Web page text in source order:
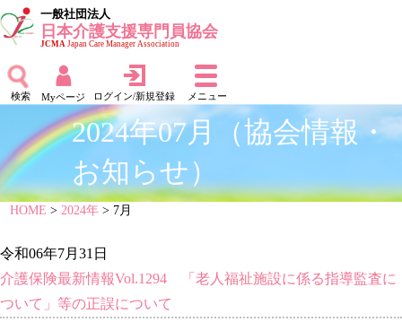
一般社団法人
日本介護支援専門員協会
JCMAJapan Care Manager Association
検索 Myページ ログイン/新規登録 メニュー
2024年07月（協会情報・
お知らせ）
HOME >2024年 > 7月
令和06年7月31日
介護保険最新情報Vol.1294 「老人福祉施設に係る指導監査に
ついて」等の正誤について